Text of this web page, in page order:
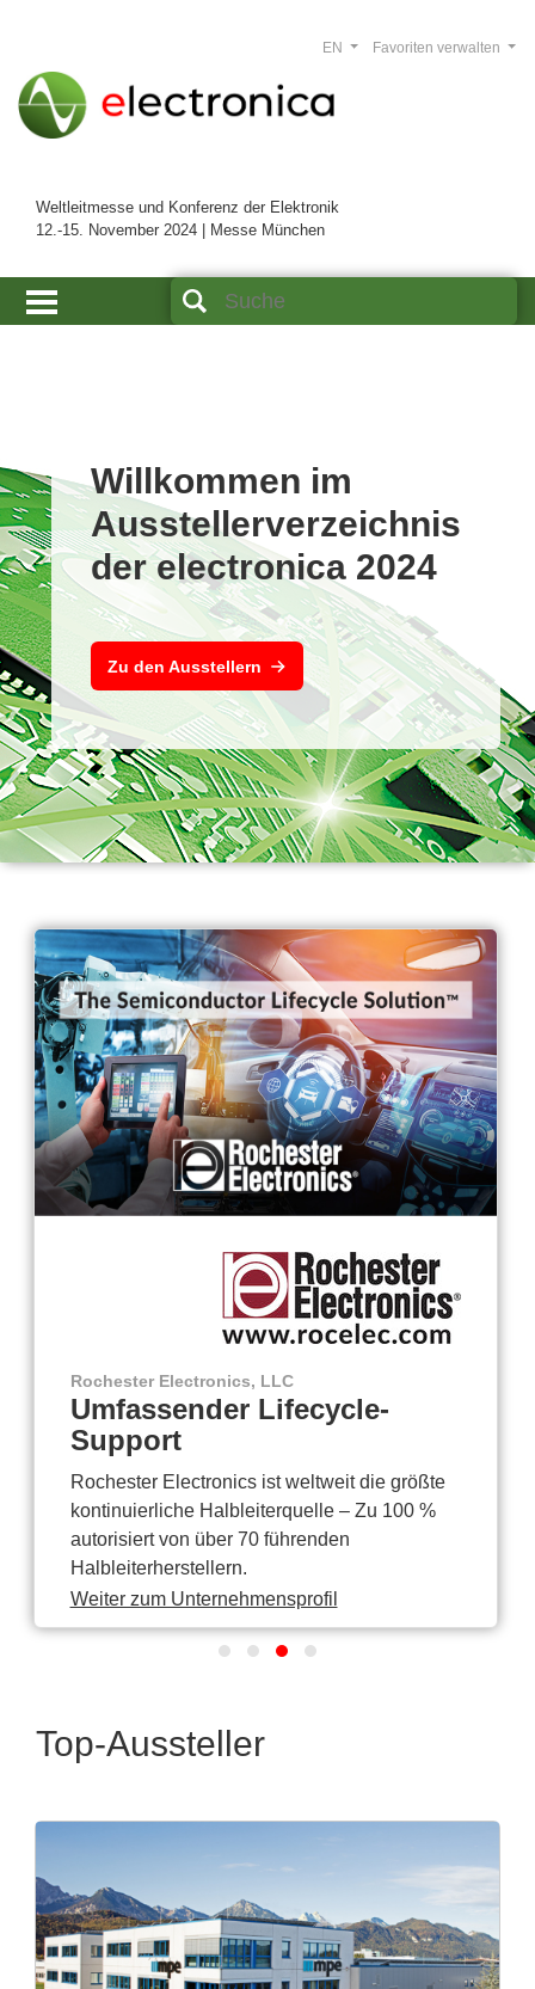
Weltleitmesse und Konferenz der Elektronik
12.-15. November 2024 | Messe München
Favoriten verwalten
EN
Willkommen im
Ausstellerverzeichnis
der electronica 2024
Zu den Ausstellern
Rochester Electronics, LLC
Umfassender Lifecycle-
Support
Rochester Electronics ist weltweit die größte
kontinuierliche Halbleiterquelle – Zu 100 %
autorisiert von über 70 führenden
Halbleiterherstellern.
Weiter zum Unternehmensprofil
Top-Aussteller